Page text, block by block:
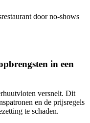
door no-shows
in een
versnelt. Dit
en de prijsregels
te schaden.